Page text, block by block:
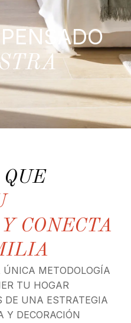
CONECTA
METODOLOGÍA
TU HOGAR
DE UNA ESTRATEGIA
Y DECORACIÓN